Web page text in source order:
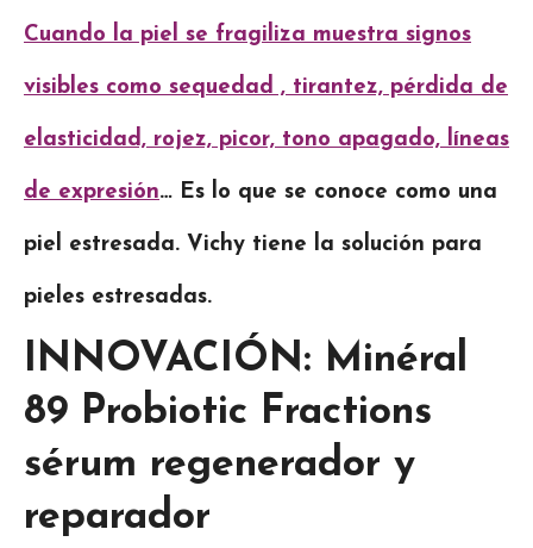
Cuando la piel se fragiliza muestra signos
visibles como sequedad , tirantez, pérdida de
elasticidad, rojez, picor, tono apagado, líneas
de expresión… Es lo que se conoce como una
piel estresada. Vichy tiene la solución para
pieles estresadas.
INNOVACIÓN: Minéral
89 Probiotic Fractions
sérum regenerador y
reparador